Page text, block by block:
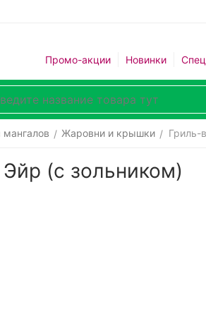
Промо-акции Новинки
/ Жаровни и крышки / Гриль-
(с зольником)